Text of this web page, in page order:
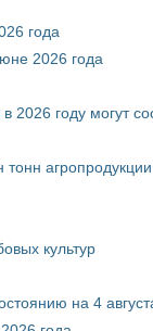
года
2026 года
2026 году могут
культур
на 4